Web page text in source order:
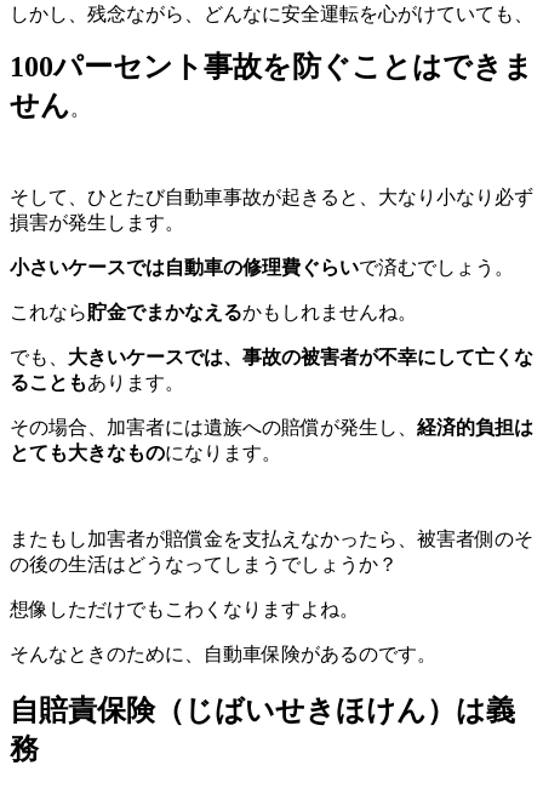
しかし、残念ながら、どんなに安全運転を心がけていても、
100パーセント事故を防ぐことはできま
せん。
そして、ひとたび自動車事故が起きると、大なり小なり必ず
損害が発生します。
小さいケースでは自動車の修理費ぐらいで済むでしょう。
これなら貯金でまかなえるかもしれませんね。
でも、 大きいケースでは、事故の被害者が不幸にして亡くな
ることもあります。
その場合、加害者には遺族への賠償が発生し、 経済的負担は
とても大きなものになります。
またもし加害者が賠償金を支払えなかったら、被害者側のそ
の後の生活はどうなってしまうでしょうか？
想像しただけでもこわくなりますよね。
そんなときのために、自動車保険があるのです。
自賠責保険（じばいせきほけん）は義
務